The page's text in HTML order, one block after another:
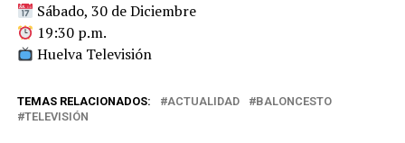
Sábado, 30 de Diciembre
19:30 p.m.
Huelva Televisión
TEMAS RELACIONADOS: ACTUALIDAD
BALONCESTO
TELEVISIÓN